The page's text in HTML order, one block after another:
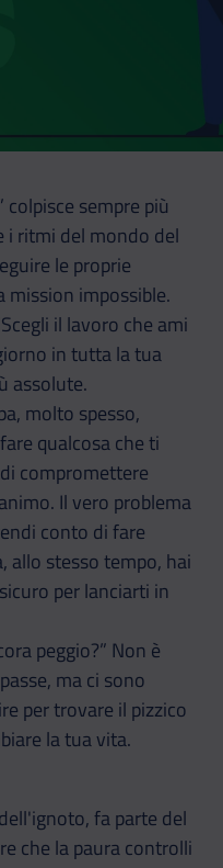
sempre più
i ritmi del mondo del
le proprie
mission impossible.
il lavoro che ami
in tutta la tua
assolute.
molto spesso,
qualcosa che ti
compromettere
Il vero problema
conto di fare
allo stesso tempo, hai
per lanciarti in
peggio?” Non è
ma ci sono
per trovare il pizzico
la tua vita.
fa parte del
che la paura controlli